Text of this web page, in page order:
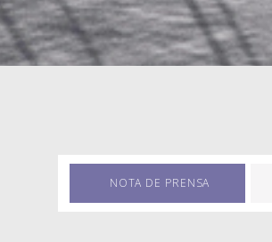
NOTA DE PRENSA